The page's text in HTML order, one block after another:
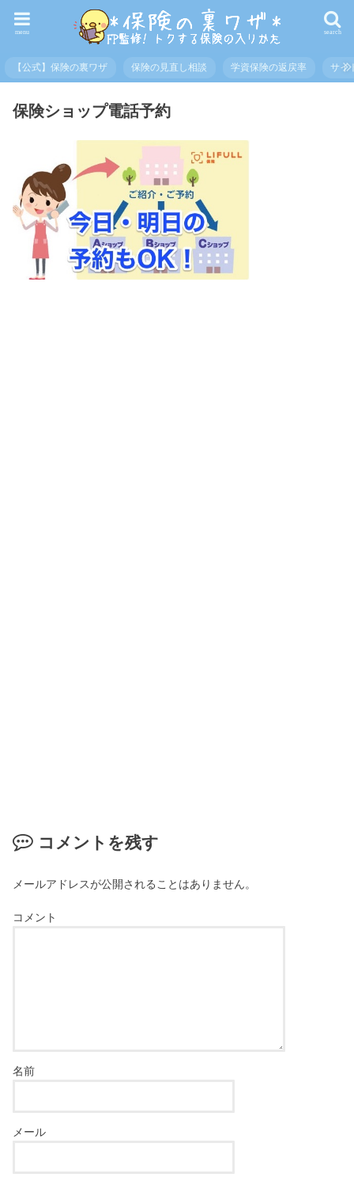
search
menu
【公式】保険の裏ワザ 保険の見直し相談 学資保険の返戻率 サイ
保険ショップ電話予約
コメントを残す
メールアドレスが公開されることはありません。
コメント
名前
メール